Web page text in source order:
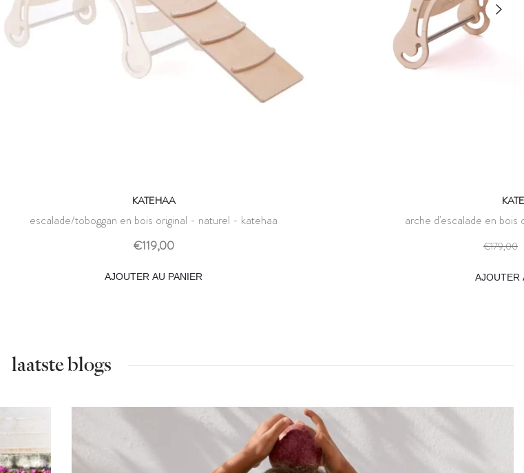
KATEHAA
escalade/toboggan en bois original - naturel - katehaa
€119,00
AJOUTER AU PANIER
arche d'escalade en
€179,00
AJOUTER
laatste blogs